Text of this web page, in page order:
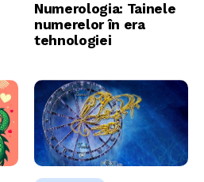
Numerologia: Tainele
numerelor în era
tehnologiei